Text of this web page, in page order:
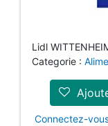
Lidl
Categorie :
Connectez-